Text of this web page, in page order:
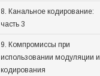
8. Канальное кодирование:
часть 3
9. Компромиссы при
использовании модуляции и
кодирования